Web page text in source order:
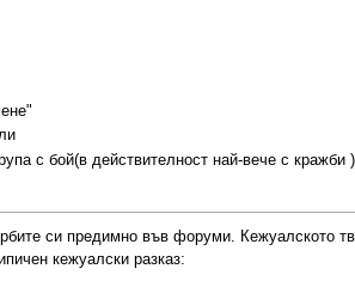
с бой(в действителност най-вече с кражби )
си предимно във форуми. Кежуалското
кежуалски разказ: